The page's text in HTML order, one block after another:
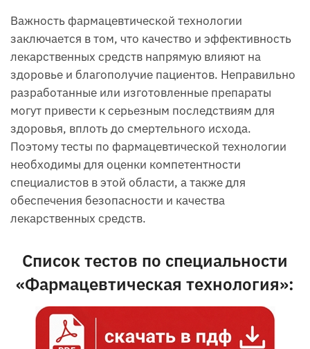
Важность фармацевтической технологии
заключается в том, что качество и эффективность
лекарственных средств напрямую влияют на
здоровье и благополучие пациентов. Неправильно
разработанные или изготовленные препараты
могут привести к серьезным последствиям для
здоровья, вплоть до смертельного исхода.
Поэтому тесты по фармацевтической технологии
необходимы для оценки компетентности
специалистов в этой области, а также для
обеспечения безопасности и качества
лекарственных средств.
Список тестов по специальности
«Фармацевтическая технология»: